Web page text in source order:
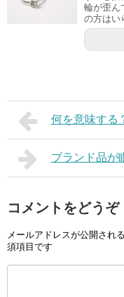
輪が歪ん
の方はい
何を意味する
ブランド品が
コメントをどうぞ
メールアドレスが公開され
須項目です